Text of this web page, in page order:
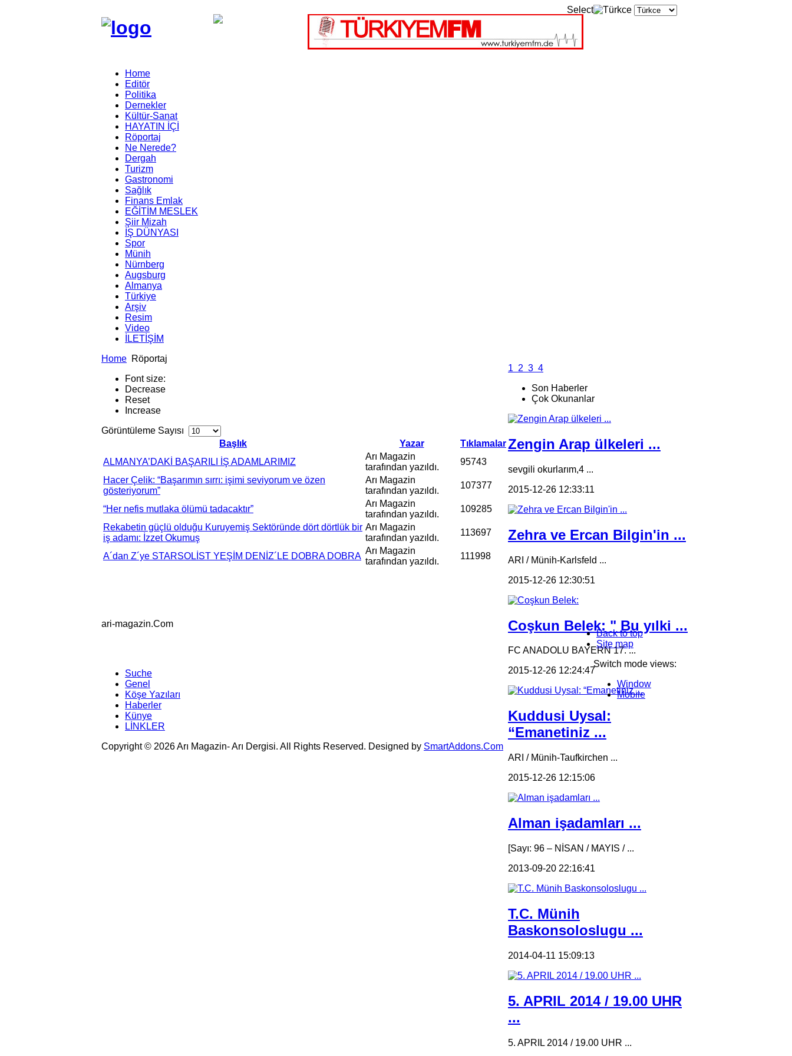
Select
Home
Editör
Politika
Dernekler
Kültür-Sanat
HAYATIN İÇİ
Röportaj
Ne Nerede?
Dergah
Turizm
Gastronomi
Sağlık
Finans Emlak
EĞİTİM MESLEK
Şiir Mizah
İŞ DÜNYASI
Spor
Münih
Nürnberg
Augsburg
Almanya
Türkiye
Arşiv
Resim
Video
İLETİŞİM
Home Röportaj
Font size:
Decrease
Reset
Increase
Görüntüleme Sayısı
Başlık
Yazar
Tıklamalar
ALMANYA’DAKİ BAŞARILI İŞ ADAMLARIMIZ
Arı Magazin
tarafından yazıldı.
95743
Hacer Çelik: “Başarımın sırrı: işimi seviyorum ve özen
gösteriyorum”
Arı Magazin
tarafından yazıldı.
107377
“Her nefis mutlaka ölümü tadacaktır”
Arı Magazin
tarafından yazıldı.
109285
Rekabetin güçlü olduğu Kuruyemiş Sektöründe dört dörtlük bir
iş adamı: İzzet Okumuş
Arı Magazin
tarafından yazıldı.
113697
A´dan Z´ye STARSOLİST YEŞİM DENİZ´LE DOBRA DOBRA
Arı Magazin
tarafından yazıldı.
111998
1 2 3 4
Son Haberler
Çok Okunanlar
Zengin Arap ülkeleri ...
sevgili okurlarım,4 ...
2015-12-26 12:33:11
Zehra ve Ercan Bilgin'in ...
ARI / Münih-Karlsfeld ...
2015-12-26 12:30:51
Coşkun Belek: " Bu yılki ...
FC ANADOLU BAYERN 17. ...
2015-12-26 12:24:47
Kuddusi Uysal:
“Emanetiniz ...
ARI / Münih-Taufkirchen ...
2015-12-26 12:15:06
Alman işadamları ...
[Sayı: 96 – NİSAN / MAYIS / ...
2013-09-20 22:16:41
T.C. Münih
Baskonsoloslugu ...
2014-04-11 15:09:13
5. APRIL 2014 / 19.00 UHR
...
5. APRIL 2014 / 19.00 UHR ...
ari-magazin.Com
Back to top
Site map
Suche
Genel
Köşe Yazıları
Haberler
Künye
LİNKLER
Switch mode views:
Window
Mobile
Copyright © 2026 Arı Magazin- Arı Dergisi. All Rights Reserved. Designed by SmartAddons.Com